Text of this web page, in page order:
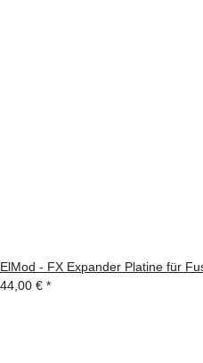
ElMod - FX Expander Platine für
44,00 € *